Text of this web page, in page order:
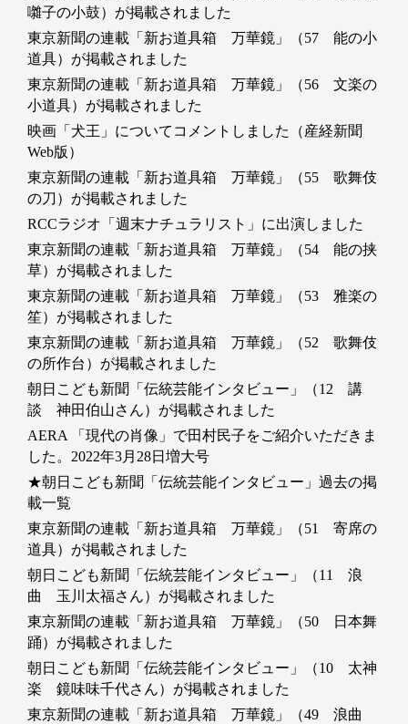
囃子の小鼓）が掲載されました
東京新聞の連載「新お道具箱 万華鏡」（57 能の小
道具）が掲載されました
東京新聞の連載「新お道具箱 万華鏡」（56 文楽の
小道具）が掲載されました
映画「犬王」についてコメントしました（産経新聞
Web版）
東京新聞の連載「新お道具箱 万華鏡」（55 歌舞伎
の刀）が掲載されました
RCCラジオ「週末ナチュラリスト」に出演しました
東京新聞の連載「新お道具箱 万華鏡」（54 能の挟
草）が掲載されました
東京新聞の連載「新お道具箱 万華鏡」（53 雅楽の
笙）が掲載されました
東京新聞の連載「新お道具箱 万華鏡」（52 歌舞伎
の所作台）が掲載されました
朝日こども新聞「伝統芸能インタビュー」（12 講
談 神田伯山さん）が掲載されました
AERA 「現代の肖像」で田村民子をご紹介いただきま
した。2022年3月28日増大号
★朝日こども新聞「伝統芸能インタビュー」過去の掲
載一覧
東京新聞の連載「新お道具箱 万華鏡」（51 寄席の
道具）が掲載されました
朝日こども新聞「伝統芸能インタビュー」（11 浪
曲 玉川太福さん）が掲載されました
東京新聞の連載「新お道具箱 万華鏡」（50 日本舞
踊）が掲載されました
朝日こども新聞「伝統芸能インタビュー」（10 太神
楽 鏡味味千代さん）が掲載されました
東京新聞の連載「新お道具箱 万華鏡」（49 浪曲